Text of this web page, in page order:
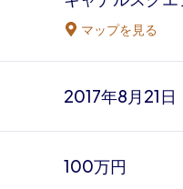
マップを見る
2017年8月21日
100万円